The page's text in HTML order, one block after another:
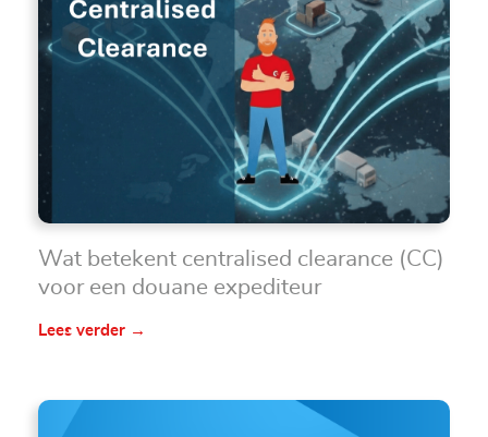
Wat betekent centralised clearance (CC)
voor een douane expediteur
Lees verder →